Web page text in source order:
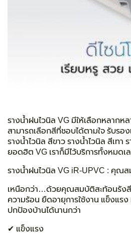
รางน้ำฝนไวนิล VG มีให้เลือกหลากห
สามารถเลือกสีที่ชอบได้ตามใจ รับรอ
รางน้ำไวนิล สีขาว รางน้ำไวนิล สีเทา
ยอดฮิต VG เราก็มีไว้บริการทั้งหมดเ
รางน้ำฝนไวนิล VG iR-UPVC : คุณส
เหนือกว่า…ด้วยคุณสมบัติสะท้อนรังสี
ความร้อน ยืดอายุการใช้งาน แข็งแร
ปกป้องบ้านได้นานกว่า
✔ แข็งแรง